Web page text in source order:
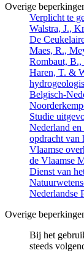
Overige
Verplicht te
Walstra, J.,
De
Maes, R.,
Rombaut, B.,
Haren, T. &
Belgisch-
Studie
Nederland
opdracht van
Vlaamse
de Vlaamse
Dienst van
Nederlandse
Overige
Bij het
steeds